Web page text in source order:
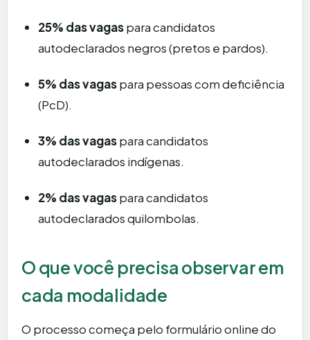
25% das vagaspara candidatos
autodeclarados negros (pretos e pardos).
5% das vagaspara pessoas com deficiência
(PcD).
3% das vagaspara candidatos
autodeclarados indígenas.
2% das vagaspara candidatos
autodeclarados quilombolas.
O que você precisa observar em
cada modalidade
O processo começa pelo formulário online do